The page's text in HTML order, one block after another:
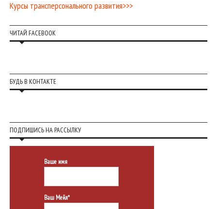
Курсы трансперсонального развития>>>
ЧИТАЙ FACEBOOK
БУДЬ В КОНТАКТЕ
ПОДПИШИСЬ НА РАССЫЛКУ
Ваше имя
Ваш Мейл*